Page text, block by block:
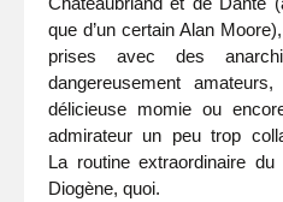
que d’un certain Alan
prises avec des
dangereusement
délicieuse momie ou
admirateur un peu trop
La routine extraordinaire du
Diogène, quoi.